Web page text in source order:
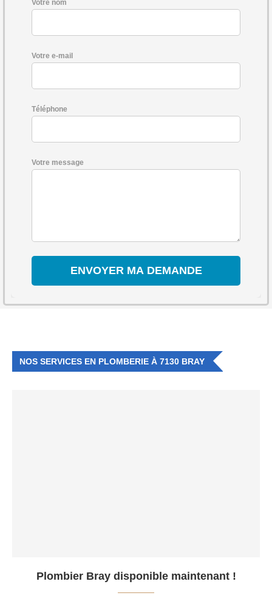
Votre nom
Votre e-mail
Téléphone
Votre message
NOS SERVICES EN PLOMBERIE À 7130 BRAY
Plombier Bray disponible maintenant !